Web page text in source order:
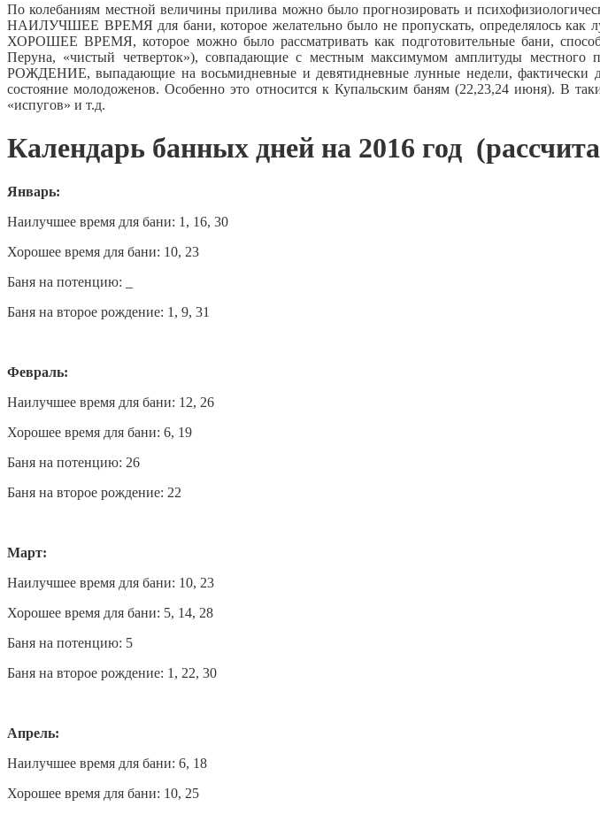
По колебаниям местной величины прилива можно было прогнозировать и
НАИЛУЧШЕЕ ВРЕМЯ для бани, которое желательно было не пропускать, определялось как
ХОРОШЕЕ ВРЕМЯ, которое можно было рассматривать как подготовительные бани,
Перуна, «чистый четверток»), совпадающие с местным максимумом амплитуды
РОЖДЕНИЕ, выпадающие на восьмидневные и девятидневные лунные недели, фактически
состояние молодоженов. Особенно это относится к Купальским баням (22,23,24 июня). В
«испугов» и т.д.
Календарь банных дней на 2016 год
Январь:
Наилучшее время для бани: 1, 16, 30
Хорошее время для бани: 10, 23
Баня на потенцию: _
Баня на второе рождение: 1, 9, 31
Февраль:
Наилучшее время для бани: 12, 26
Хорошее время для бани: 6, 19
Баня на потенцию: 26
Баня на второе рождение: 22
Март:
Наилучшее время для бани: 10, 23
Хорошее время для бани: 5, 14, 28
Баня на потенцию: 5
Баня на второе рождение: 1, 22, 30
Апрель:
Наилучшее время для бани: 6, 18
Хорошее время для бани: 10, 25